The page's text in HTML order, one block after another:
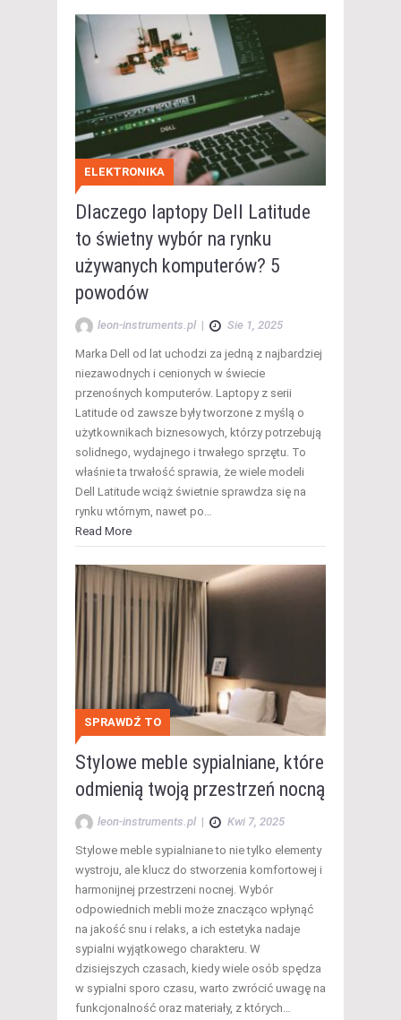
ELEKTRONIKA
Dlaczego laptopy Dell Latitude
to świetny wybór na rynku
używanych komputerów? 5
powodów
leon-instruments.pl | Sie 1, 2025
Marka Dell od lat uchodzi za jedną z najbardziej
niezawodnych i cenionych w świecie
przenośnych komputerów. Laptopy z serii
Latitude od zawsze były tworzone z myślą o
użytkownikach biznesowych, którzy potrzebują
solidnego, wydajnego i trwałego sprzętu. To
właśnie ta trwałość sprawia, że wiele modeli
Dell Latitude wciąż świetnie sprawdza się na
rynku wtórnym, nawet po…
Read More
SPRAWDŹ TO
Stylowe meble sypialniane, które
odmienią twoją przestrzeń nocną
leon-instruments.pl | Kwi 7, 2025
Stylowe meble sypialniane to nie tylko elementy
wystroju, ale klucz do stworzenia komfortowej i
harmonijnej przestrzeni nocnej. Wybór
odpowiednich mebli może znacząco wpłynąć
na jakość snu i relaks, a ich estetyka nadaje
sypialni wyjątkowego charakteru. W
dzisiejszych czasach, kiedy wiele osób spędza
w sypialni sporo czasu, warto zwrócić uwagę na
funkcjonalność oraz materiały, z których…